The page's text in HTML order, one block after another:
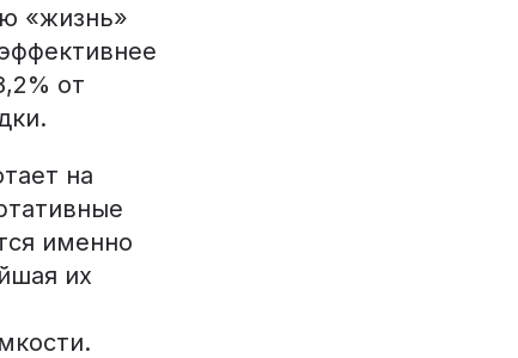
«жизнь»
от
на
именно
их